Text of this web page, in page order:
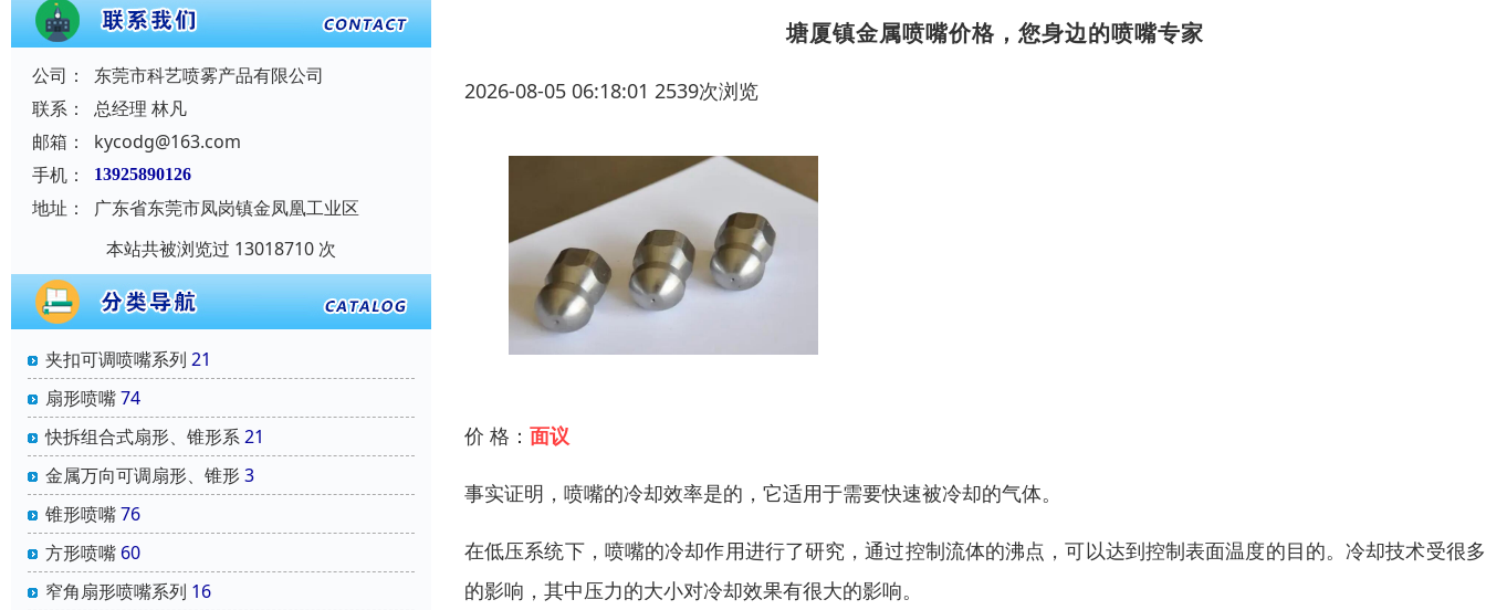
公司：
东莞市科艺喷雾产品有限公司
联系：
总经理 林凡
邮箱：
kycodg@163.com
手机：
13925890126
地址：
广东省东莞市凤岗镇金凤凰工业区
本站共被浏览过 13018710 次
夹扣可调喷嘴系列 21
扇形喷嘴74
快拆组合式扇形、锥形系21
金属万向可调扇形、锥形3
锥形喷嘴76
方形喷嘴 60
窄角扇形喷嘴系列 16
‌塘厦镇金属喷嘴价格，您身边的喷嘴专家
2026-08-05 06:18:01 2539次浏览
价 格： 面议
事实证明，喷嘴的冷却效率是的，它适用于需要快速被冷却的气体。
在低压系统下，喷嘴的冷却作用进行了研究，通过控制流体的沸点，可以达到控制表面温度的目的。冷却技术受很
的影响，其中压力的大小对冷却效果有很大的影响。